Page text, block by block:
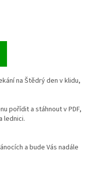
na Štědrý den v klidu,
pořídit a stáhnout v PDF,
lednici.
a bude Vás nadále